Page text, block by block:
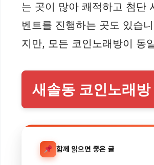
는 곳이 많아 쾌적하고 첨단
벤트를 진행하는 곳도 있습
지만, 모든 코인노래방이 동
새솔동 코인노래
함께 읽으면 좋은 글